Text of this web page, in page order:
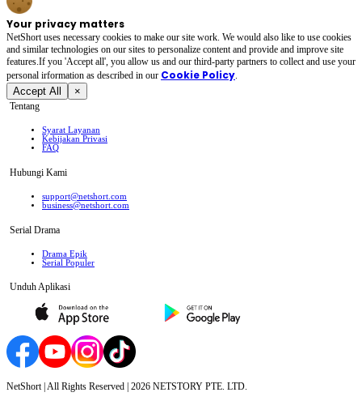
Your privacy matters
NetShort uses necessary cookies to make our site work. We would also like to use cookies
and similar technologies on our sites to personalize content and provide and improve site
features.If you 'Accept all', you allow us and our third-party partners to collect and use your
personal irformation as described in our Cookie Policy.
Accept All ×
Tentang
Syarat Layanan
Kebijakan Privasi
FAQ
Hubungi Kami
support@netshort.com
business@netshort.com
Serial Drama
Drama Epik
Serial Populer
Unduh Aplikasi
NetShort | All Rights Reserved | 2026 NETSTORY PTE. LTD.